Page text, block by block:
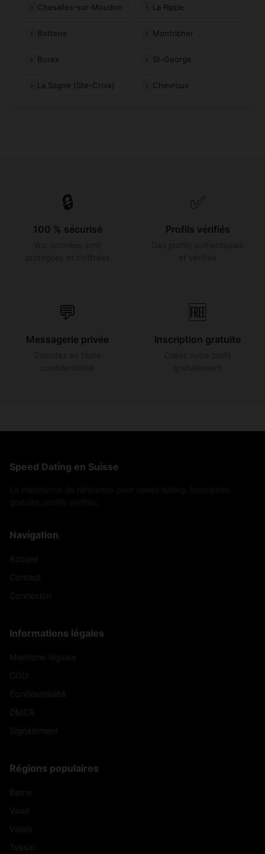
Chesalles-sur-Moudon La Rippe
Bottens Montricher
Borex St-George
La Sagne (Ste-Croix) Chevroux
🔒
100 % sécurisé
✅
Profils vérifiés
💬
Messagerie privée
🆓
Inscription gratuite
Speed Dating en Suisse
Navigation
Informations légales
Régions populaires